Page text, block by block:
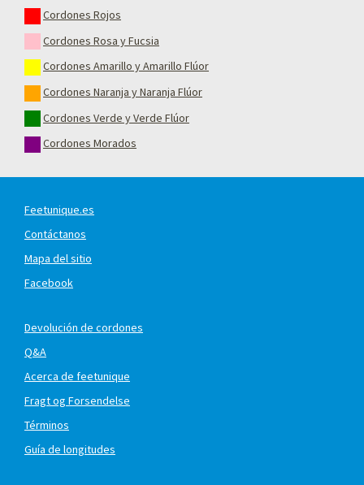
Cordones Rojos
Cordones Rosa y Fucsia
Cordones Amarillo y Amarillo Flúor
Cordones Naranja y Naranja Flúor
Cordones Verde y Verde Flúor
Cordones Morados
Feetunique.es
Contáctanos
Mapa del sitio
Facebook
Devolución de cordones
Q&A
Acerca de feetunique
Fragt og Forsendelse
Términos
Guía de longitudes